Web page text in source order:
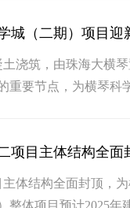
城（二期）项目迎
浇筑，由珠海大横
重要节点，为横琴科
项目主体结构全面
体结构全面封顶，
体项目预计2025年